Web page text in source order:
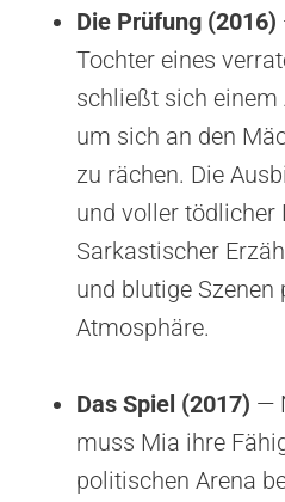
Die Prüfung (2016)
Tochter eines
schließt sich einem
um sich an den
zu rächen. Die
und voller tödlicher
Sarkastischer
und blutige Szenen
Atmosphäre.
Das Spiel (2017) —
muss Mia ihre
politischen Arena